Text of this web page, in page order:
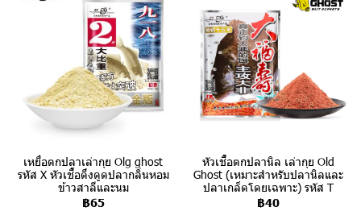
เหยื่อตกปลาเล่ากุย Olg ghost
รหัส X หัวเชื้อดึงดูดปลากลิ่นหอม
ข้าวสาลีและนม
฿65
หัวเชื้อตกปลานิล เล่ากุย Old
Ghost (เหมาะสำหรับปลานิลและ
ปลาเกล็ดโดยเฉพาะ) รหัส T
฿40